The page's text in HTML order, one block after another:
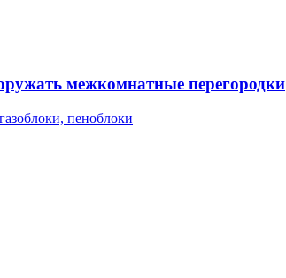
межкомнатные перегородки
пеноблоки